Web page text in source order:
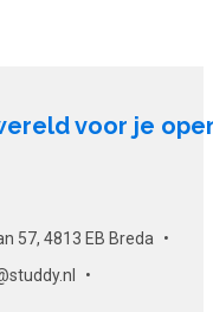
voor je
57, 4813 EB Breda